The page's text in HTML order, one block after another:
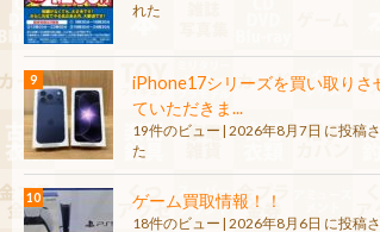
れた
iPhone17シリーズを買い取りさ
ていただきま...
19件のビュー
2026年8月7日 に投稿
た
ゲーム買取情報！！
18件のビュー | 2026年8月6日 に投稿